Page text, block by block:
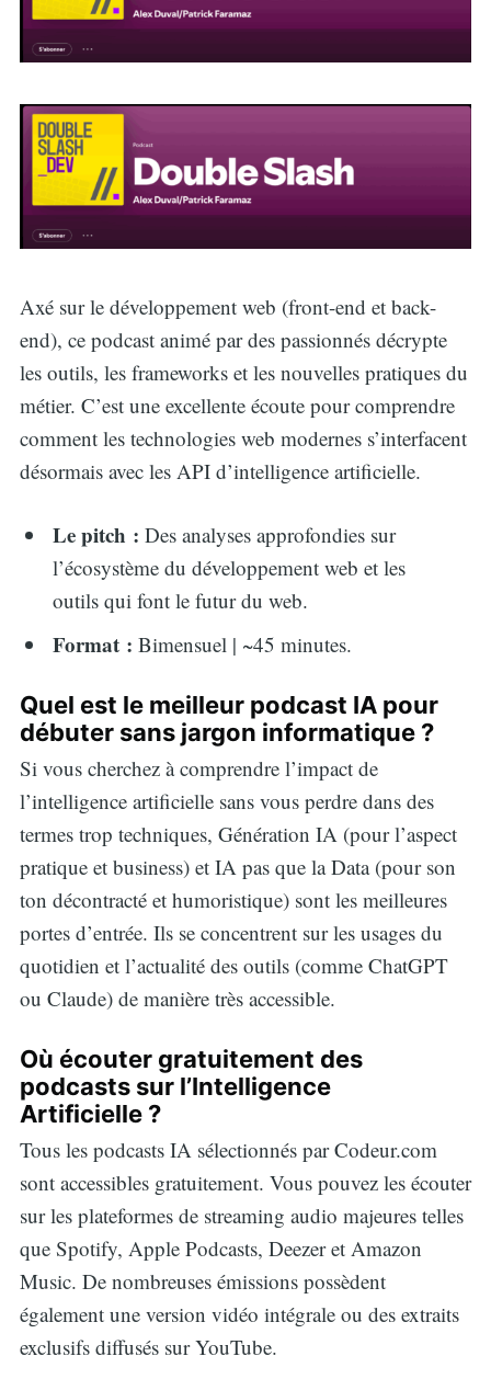
Axé sur le développement web (front-end et back-
end), ce podcast animé par des passionnés décrypte
les outils, les frameworks et les nouvelles pratiques du
métier. C’est une excellente écoute pour comprendre
comment les technologies web modernes s’interfacent
désormais avec les API d’intelligence artificielle.
Le pitch : Des analyses approfondies sur
l’écosystème du développement web et les
outils qui font le futur du web.
Format : Bimensuel | ~45 minutes.
Quel est le meilleur podcast IA pour
débuter sans jargon informatique ?
Si vous cherchez à comprendre l’impact de
l’intelligence artificielle sans vous perdre dans des
termes trop techniques, Génération IA (pour l’aspect
pratique et business) et IA pas que la Data (pour son
ton décontracté et humoristique) sont les meilleures
portes d’entrée. Ils se concentrent sur les usages du
quotidien et l’actualité des outils (comme ChatGPT
ou Claude) de manière très accessible.
Où écouter gratuitement des
podcasts sur l’Intelligence
Artificielle ?
Tous les podcasts IA sélectionnés par Codeur.com
sont accessibles gratuitement. Vous pouvez les écouter
sur les plateformes de streaming audio majeures telles
que Spotify, Apple Podcasts, Deezer et Amazon
Music. De nombreuses émissions possèdent
également une version vidéo intégrale ou des extraits
exclusifs diffusés sur YouTube.